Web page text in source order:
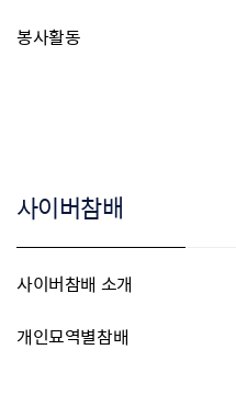
봉사활동
사이버참배
사이버참배 소개
개인묘역별참배